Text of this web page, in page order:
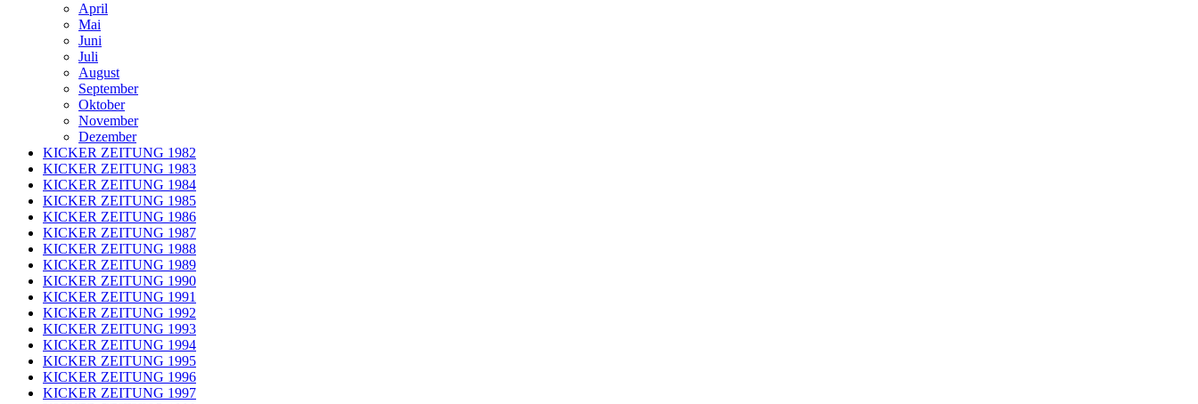
April
Mai
Juni
Juli
August
September
Oktober
November
Dezember
KICKER ZEITUNG 1982
KICKER ZEITUNG 1983
KICKER ZEITUNG 1984
KICKER ZEITUNG 1985
KICKER ZEITUNG 1986
KICKER ZEITUNG 1987
KICKER ZEITUNG 1988
KICKER ZEITUNG 1989
KICKER ZEITUNG 1990
KICKER ZEITUNG 1991
KICKER ZEITUNG 1992
KICKER ZEITUNG 1993
KICKER ZEITUNG 1994
KICKER ZEITUNG 1995
KICKER ZEITUNG 1996
KICKER ZEITUNG 1997